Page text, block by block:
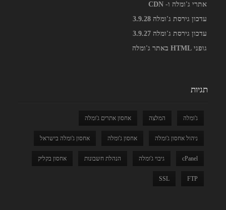
אתרי ג'ומלה ו- CDN
עדכון גירסת ג'ומלה 3.9.28
עדכון גירסת ג'ומלה 3.9.27
גופני HTML באתר ג'ומלה
תגיות
ג'ומלה המלצה אחסון אתרים ג'ומלה
ניהול אחסון ג'ומלה אחסון ג'ומלה אחסון ג'ומלה בישראל
cPanel גיבוי ג'ומלה הנהלת חשבונות אחסון בקליק
FTP
SSL